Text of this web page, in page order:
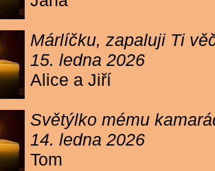
Márlíčku, zapaluji Ti
15. ledna 2026
Alice a Jiří
Světýlko mému
14. ledna 2026
Tom